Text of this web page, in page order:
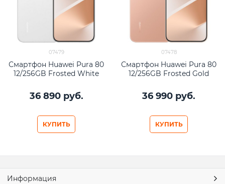
07479
Смартфон Huawei Pura 80
12/256GB Frosted White
36 890 руб.
КУПИТЬ
07478
Смартфон Huawei Pura 80
12/256GB Frosted Gold
36 990 руб.
КУПИТЬ
Информация